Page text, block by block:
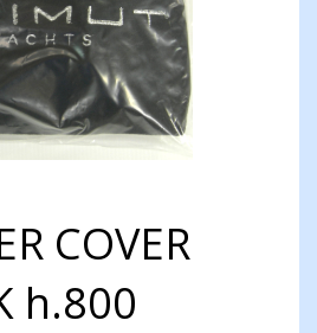
COVER
h.800